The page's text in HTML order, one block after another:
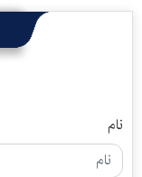
نام